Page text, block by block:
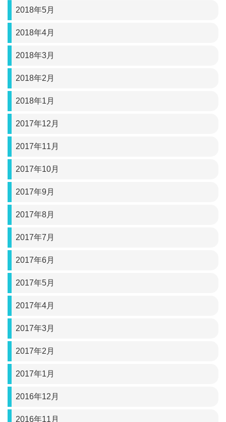
2018年5月
2018年4月
2018年3月
2018年2月
2018年1月
2017年12月
2017年11月
2017年10月
2017年9月
2017年8月
2017年7月
2017年6月
2017年5月
2017年4月
2017年3月
2017年2月
2017年1月
2016年12月
2016年11月